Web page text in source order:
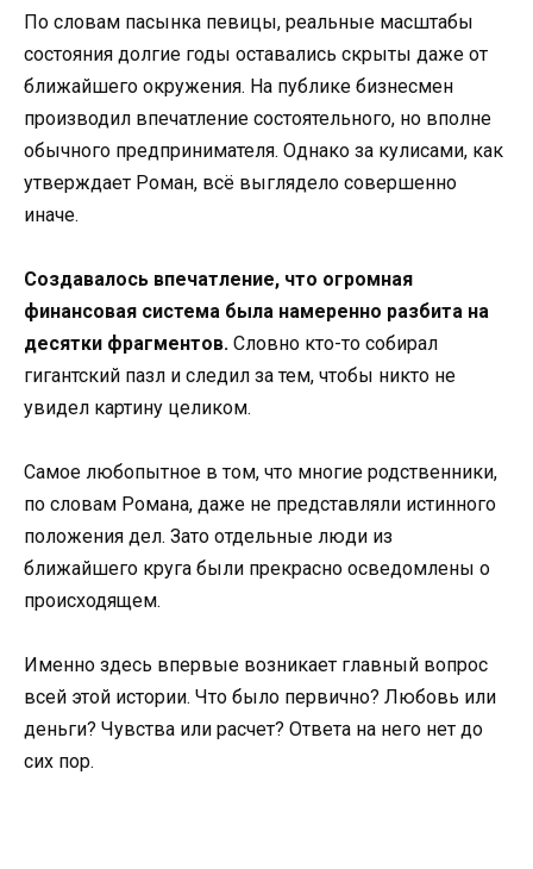
По словам пасынка певицы, реальные масштабы
состояния долгие годы оставались скрыты даже от
ближайшего окружения. На публике бизнесмен
производил впечатление состоятельного, но вполне
обычного предпринимателя. Однако за кулисами, как
утверждает Роман, всё выглядело совершенно
иначе.
Создавалось впечатление, что огромная
финансовая система была намеренно разбита на
десятки фрагментов. Словно кто-то собирал
гигантский пазл и следил за тем, чтобы никто не
увидел картину целиком.
Самое любопытное в том, что многие родственники,
по словам Романа, даже не представляли истинного
положения дел. Зато отдельные люди из
ближайшего круга были прекрасно осведомлены о
происходящем.
Именно здесь впервые возникает главный вопрос
всей этой истории. Что было первично? Любовь или
деньги? Чувства или расчет? Ответа на него нет до
сих пор.